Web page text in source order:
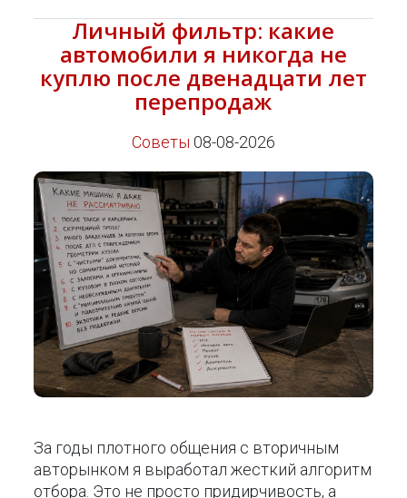
Личный фильтр: какие
автомобили я никогда не
куплю после двенадцати лет
перепродаж
Советы 08-08-2026
За годы плотного общения с вторичным
авторынком я выработал жесткий алгоритм
отбора. Это не просто придирчивость, а